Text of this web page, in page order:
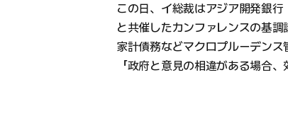
この日、イ総裁はアジア開発銀行
と共催したカンファレンスの基調
家計債務などマクロプルーデン
「政府と意見の相違がある場合